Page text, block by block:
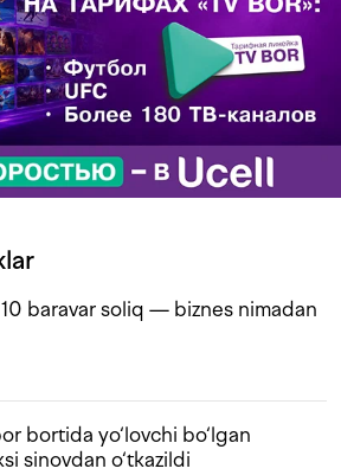
baravar soliq — biznes nimadan
bortida yo‘lovchi bo‘lgan
sinovdan o‘tkazildi